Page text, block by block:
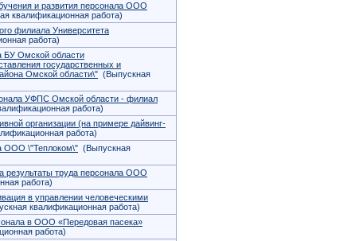
и развития персонала ООО
квалификационная работа)
филиала Университета
работа)
БУ Омской области
государственных и
Омской области\" (Выпускная
УФПС Омской области - филиал
работа)
организации (на примере дайвинг-
работа)
ООО \"Теплоком\" (Выпускная
результаты труда персонала ООО
работа)
в управлении человеческими
квалификационная работа)
в ООО «Передовая пасека»
работа)